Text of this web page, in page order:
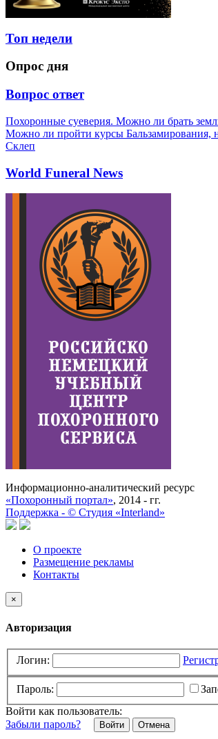
Топ недели
Опрос дня
Вопрос ответ
Похоронные суеверия. Можно ли брать
Можно ли пройти курсы Бальзамирования,
Склеп
World Funeral News
Информационно-аналитический ресурс
«Похоронный портал», 2014 - гг.
Поддержка - © Cтудия «Interland»
О проекте
Размещение рекламы
Контакты
×
Авторизация
Логин:
Пароль:
Войти как пользователь:
Забыли пароль?
Отмена